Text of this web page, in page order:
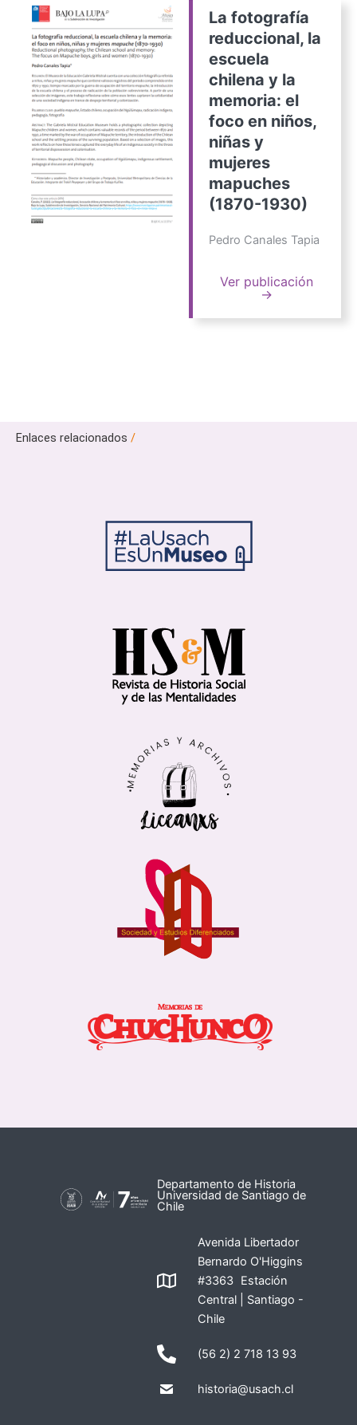
La fotografía
reduccional, la
escuela
chilena y la
memoria: el
foco en niños,
niñas y
mujeres
mapuches
(1870-1930)
Pedro Canales Tapia
Ver publicación
→
Enlaces relacionados /
Departamento de Historia
Universidad de Santiago de
Chile
Avenida Libertador
Bernardo O'Higgins
#3363 Estación
Central | Santiago -
Chile
(56 2) 2 718 13 93
historia@usach.cl